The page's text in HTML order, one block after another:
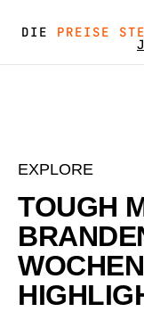
DIE PREISE
EXPLORE
TOUGH